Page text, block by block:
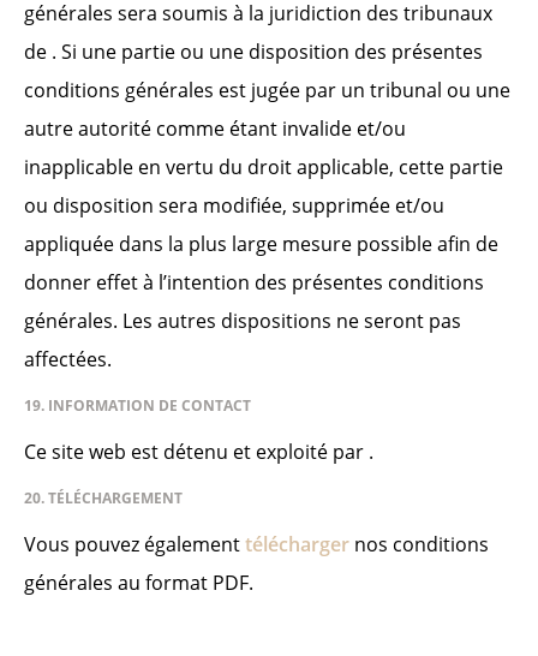
générales sera soumis à la juridiction des tribunaux
de . Si une partie ou une disposition des présentes
conditions générales est jugée par un tribunal ou une
autre autorité comme étant invalide et/ou
inapplicable en vertu du droit applicable, cette partie
ou disposition sera modifiée, supprimée et/ou
appliquée dans la plus large mesure possible afin de
donner effet à l’intention des présentes conditions
générales. Les autres dispositions ne seront pas
affectées.
19. INFORMATION DE CONTACT
Ce site web est détenu et exploité par .
20. TÉLÉCHARGEMENT
Vous pouvez égalementtélécharger nos conditions
générales au format PDF.